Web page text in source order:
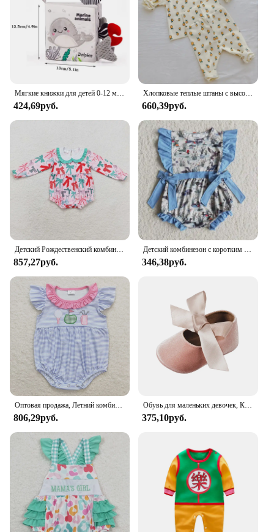
424,69руб.
Хлопковые теплые штаны с высокой талией + топ с длинными рукавами и круглым вырезом, комплекты нижнего белья для малышей, костюмы для маленьких девочек и мальчиков, новые милые пижамы для детей 0-3 лет
660,39руб.
857,27руб. 346,38руб.
Оптовая продажа, Летний комбинезон с вышивкой для новорожденных, цельная одежда для маленьких девочек с цветочным рисунком, шариками для арбуза
806,29руб.
Обувь для маленьких девочек, Классические свадебные туфли принцессы, балетные тапочки, нескользящая резиновая подошва, обувь для начинающих ходить в кроватку
375,10руб.